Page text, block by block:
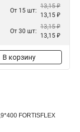
От 15 шт:
13,15 ₽
13,15 ₽
От 30 шт:
13,15 ₽
13,15 ₽
В корзину
FORTISFLEX